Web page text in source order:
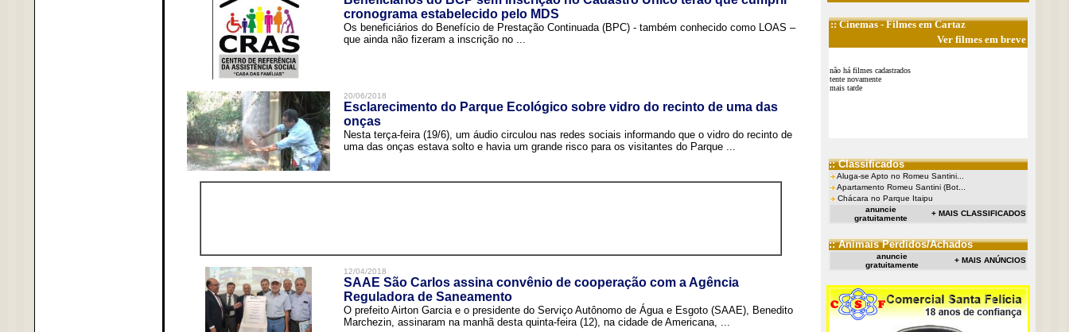
cronograma estabelecido pelo MDS
Os beneficiários do Benefício de Prestação Continuada (BPC) - também conhecido como LOAS –
que ainda não fizeram a inscrição no ...
20/06/2018
Esclarecimento do Parque Ecológico sobre vidro do recinto de uma das
onças
Nesta terça-feira (19/6), um áudio circulou nas redes sociais informando que o vidro do recinto de
uma das onças estava solto e havia um grande risco para os visitantes do Parque ...
12/04/2018
SAAE São Carlos assina convênio de cooperação com a Agência
Reguladora de Saneamento
O prefeito Airton Garcia e o presidente do Serviço Autônomo de Água e Esgoto (SAAE), Benedito
Marchezin, assinaram na manhã desta quinta-feira (12), na cidade de Americana, ...
::Cinemas- Filmes em Cartaz
Ver filmes em breve
não há filmes cadastrados
tente novamente
mais tarde
:: Classificados
Aluga-se Apto no Romeu Santini...
Apartamento Romeu Santini (Bot...
Chácara no Parque Itaipu
anuncie
gratuitamente
+ MAIS CLASSIFICADOS
:: Animais Perdidos/Achados
anuncie
gratuitamente
+ MAIS ANÚNCIOS